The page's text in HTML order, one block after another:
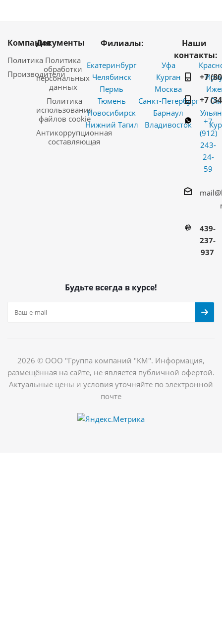
Компания
Политика
Производители
Документы
Политика
обработки
персональных
данных
Политика
использования
файлов cookie
Антикоррупционная
составляющая
Филиалы:
Екатеринбург
Челябинск
Пермь
Тюмень
Новосибирск
Нижний Тагил
Уфа
Курган
Москва
Санкт-Петербург
Барнаул
Владивосток
Наши
контакты:
+7
+7
+7
(912)
243-
24-
59
439-
237-
937
Будьте всегда в курсе!
2026 © ООО "Группа компаний "КМ". Информация,
размещённая на сайте, не является публичной офертой.
Актуальные цены и условия уточняйте по электронной
почте